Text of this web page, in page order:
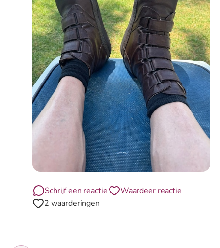
Schrijf een reactie
Waardeer reactie
2 waarderingen